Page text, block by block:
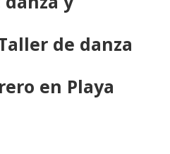
de danza
en Playa